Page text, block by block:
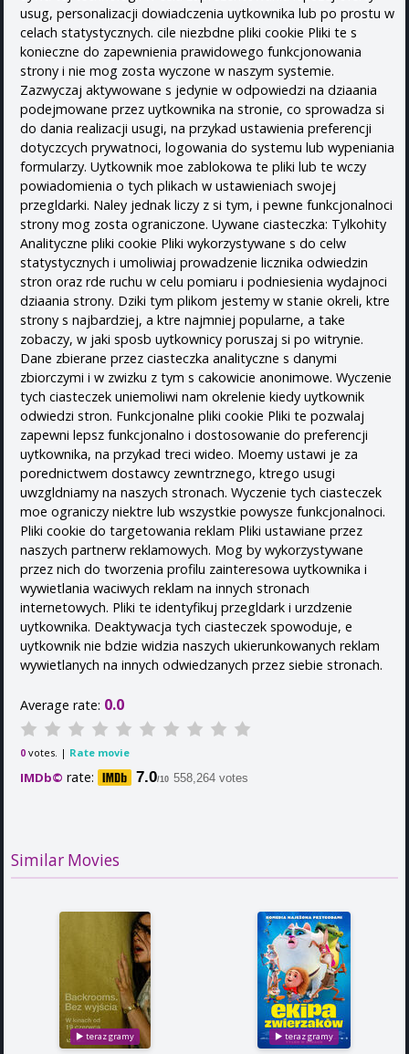
usug, personalizacji dowiadczenia uytkownika lub po prostu w
celach statystycznych. cile niezbdne pliki cookie Pliki te s
konieczne do zapewnienia prawidowego funkcjonowania
strony i nie mog zosta wyczone w naszym systemie.
Zazwyczaj aktywowane s jedynie w odpowiedzi na dziaania
podejmowane przez uytkownika na stronie, co sprowadza si
do dania realizacji usugi, na przykad ustawienia preferencji
dotyczcych prywatnoci, logowania do systemu lub wypeniania
formularzy. Uytkownik moe zablokowa te pliki lub te wczy
powiadomienia o tych plikach w ustawieniach swojej
przegldarki. Naley jednak liczy z si tym, i pewne funkcjonalnoci
strony mog zosta ograniczone. Uywane ciasteczka: Tylkohity
Analityczne pliki cookie Pliki wykorzystywane s do celw
statystycznych i umoliwiaj prowadzenie licznika odwiedzin
stron oraz rde ruchu w celu pomiaru i podniesienia wydajnoci
dziaania strony. Dziki tym plikom jestemy w stanie okreli, ktre
strony s najbardziej, a ktre najmniej popularne, a take
zobaczy, w jaki sposb uytkownicy poruszaj si po witrynie.
Dane zbierane przez ciasteczka analityczne s danymi
zbiorczymi i w zwizku z tym s cakowicie anonimowe. Wyczenie
tych ciasteczek uniemoliwi nam okrelenie kiedy uytkownik
odwiedzi stron. Funkcjonalne pliki cookie Pliki te pozwalaj
zapewni lepsz funkcjonalno i dostosowanie do preferencji
uytkownika, na przykad treci wideo. Moemy ustawi je za
porednictwem dostawcy zewntrznego, ktrego usugi
uwzgldniamy na naszych stronach. Wyczenie tych ciasteczek
moe ograniczy niektre lub wszystkie powysze funkcjonalnoci.
Pliki cookie do targetowania reklam Pliki ustawiane przez
naszych partnerw reklamowych. Mog by wykorzystywane
przez nich do tworzenia profilu zainteresowa uytkownika i
wywietlania waciwych reklam na innych stronach
internetowych. Pliki te identyfikuj przegldark i urzdzenie
uytkownika. Deaktywacja tych ciasteczek spowoduje, e
uytkownik nie bdzie widzia naszych ukierunkowanych reklam
wywietlanych na innych odwiedzanych przez siebie stronach.
Average rate: 0.0
0 votes. | Rate movie
IMDb© rate: 7.0/10 558,264 votes
Similar Movies